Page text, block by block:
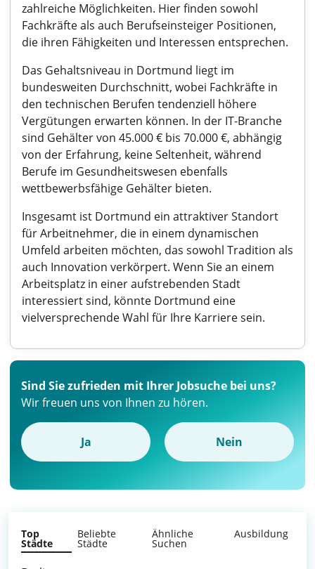
zahlreiche Möglichkeiten. Hier finden sowohl
Fachkräfte als auch Berufseinsteiger Positionen,
die ihren Fähigkeiten und Interessen entsprechen.
Das Gehaltsniveau in Dortmund liegt im
bundesweiten Durchschnitt, wobei Fachkräfte in
den technischen Berufen tendenziell höhere
Vergütungen erwarten können. In der IT-Branche
sind Gehälter von 45.000 € bis 70.000 €, abhängig
von der Erfahrung, keine Seltenheit, während
Berufe im Gesundheitswesen ebenfalls
wettbewerbsfähige Gehälter bieten.
Insgesamt ist Dortmund ein attraktiver Standort
für Arbeitnehmer, die in einem dynamischen
Umfeld arbeiten möchten, das sowohl Tradition als
auch Innovation verkörpert. Wenn Sie an einem
Arbeitsplatz in einer aufstrebenden Stadt
interessiert sind, könnte Dortmund eine
vielversprechende Wahl für Ihre Karriere sein.
Sind Sie zufrieden mit Ihrer Jobsuche bei uns?
Wir freuen uns von Ihnen zu hören.
Ja Nein
Top
Städte
Beliebte
Städte
Ähnliche
Suchen
Ausbildung